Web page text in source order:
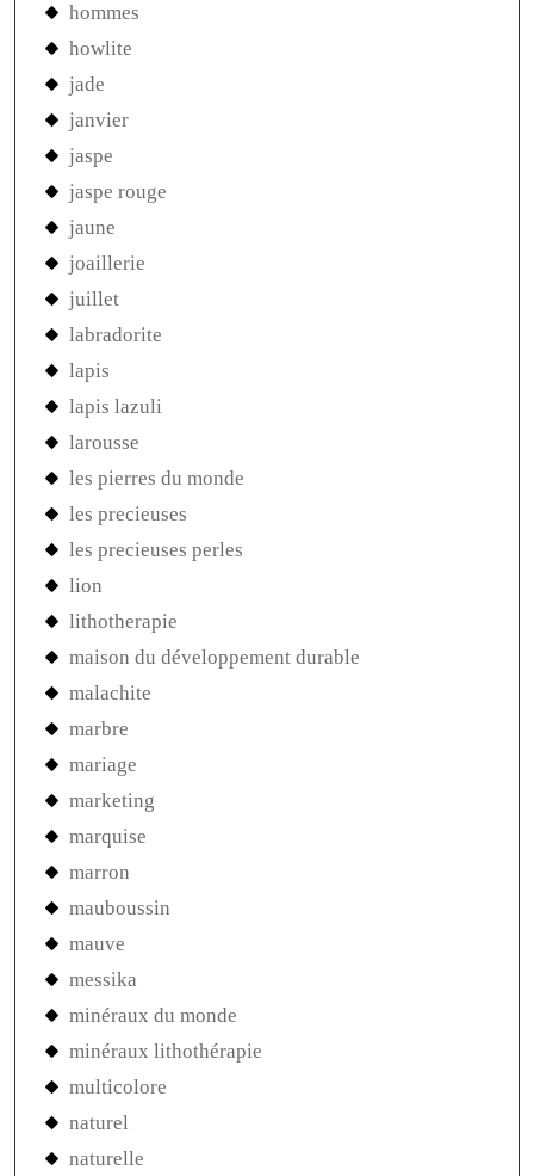
hommes
howlite
jade
janvier
jaspe
jaspe rouge
jaune
joaillerie
juillet
labradorite
lapis
lapis lazuli
larousse
les pierres du monde
les precieuses
les precieuses perles
lion
lithotherapie
maison du développement durable
malachite
marbre
mariage
marketing
marquise
marron
mauboussin
mauve
messika
minéraux du monde
minéraux lithothérapie
multicolore
naturel
naturelle